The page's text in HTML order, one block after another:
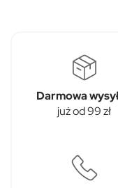
Darmowa
już od 99 zł